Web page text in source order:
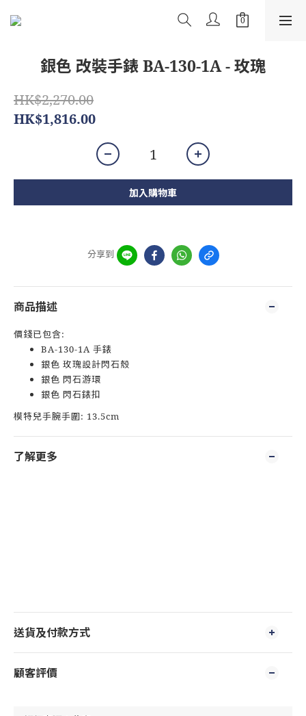
銀色 改裝手錶 BA-130-1A - 玫瑰
HK$2,270.00
HK$1,816.00
加入購物車
分享到
商品描述
價錢已包含:
BA-130-1A 手錶
銀色 玫瑰設計閃石殼
銀色 閃石游環
銀色 閃石錶扣
模特兒手腕手圍: 13.5cm
了解更多
送貨及付款方式
顧客評價